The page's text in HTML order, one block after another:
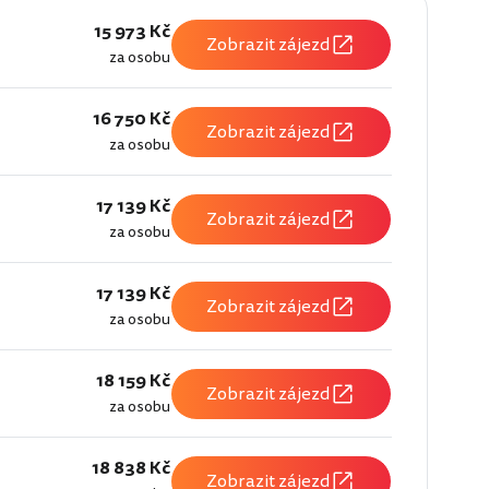
15 973 Kč
za osobu Zobrazit zájezd
16 750 Kč
za osobu Zobrazit zájezd
17 139 Kč
za osobu Zobrazit zájezd
17 139 Kč
za osobu Zobrazit zájezd
18 159 Kč
za osobu Zobrazit zájezd
18 838 Kč Zobrazit zájezd